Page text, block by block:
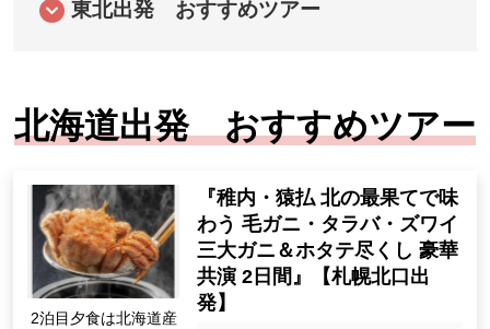
東北出発 おすすめツアー
北海道出発 おすすめツアー
2泊目夕食は北海道産
『稚内・猿払 北の最果てで味
わう 毛ガニ・タラバ・ズワイ
三大ガニ＆ホタテ尽くし 豪華
共演 2日間』【札幌北口出
発】